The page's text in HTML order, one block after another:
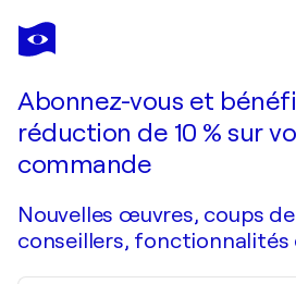
DIEGO ARRIBAS
La alfombra marroquí de Josef Albers
Abonnez-vous et
réduction de 10 % sur
commande
Nouvelles œuvres, coups
conseillers, fonctionnalités